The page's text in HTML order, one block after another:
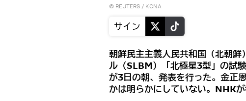
© REUTERS / KCNA
サイン
朝鮮民主主義人民共和国（北朝
ル（SLBM）「北極星3型」の試
が3日の朝、発表を行った。金正
かは明らかにしていない。NHKが